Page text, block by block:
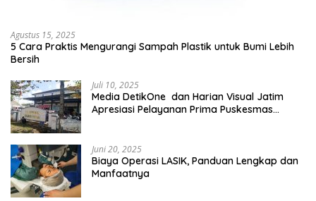
Agustus 15, 2025
5 Cara Praktis Mengurangi Sampah Plastik untuk Bumi Lebih
Bersih
Juli 10, 2025
Media DetikOne dan Harian Visual Jatim
Apresiasi Pelayanan Prima Puskesmas
Juni 20, 2025
Biaya Operasi LASIK, Panduan Lengkap dan
Manfaatnya